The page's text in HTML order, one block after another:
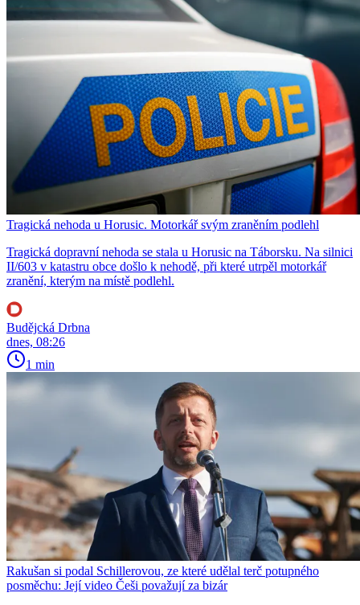
Tragická nehoda u Horusic. Motorkář svým zraněním podlehl
Tragická dopravní nehoda se stala u Horusic na Táborsku. Na silnici
II/603 v katastru obce došlo k nehodě, při které utrpěl motorkář
zranění, kterým na místě podlehl.
Budějcká Drbna
dnes, 08:26
1 min
Rakušan si podal Schillerovou, ze které udělal terč potupného
posměchu: Její video Češi považují za bizár